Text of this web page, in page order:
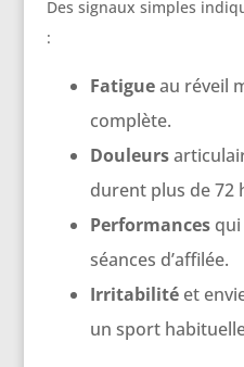
Des signaux simples
:
Fatigueau réveil
complète.
Douleurs
durent plus de 72
Performancesqui
séances d’affilée.
Irritabilitéet
un sport